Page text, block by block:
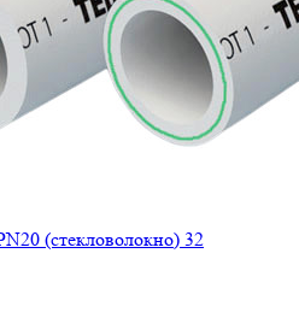
(стекловолокно) 32